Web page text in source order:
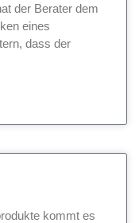
der Berater dem
eines
dass der
kommt es